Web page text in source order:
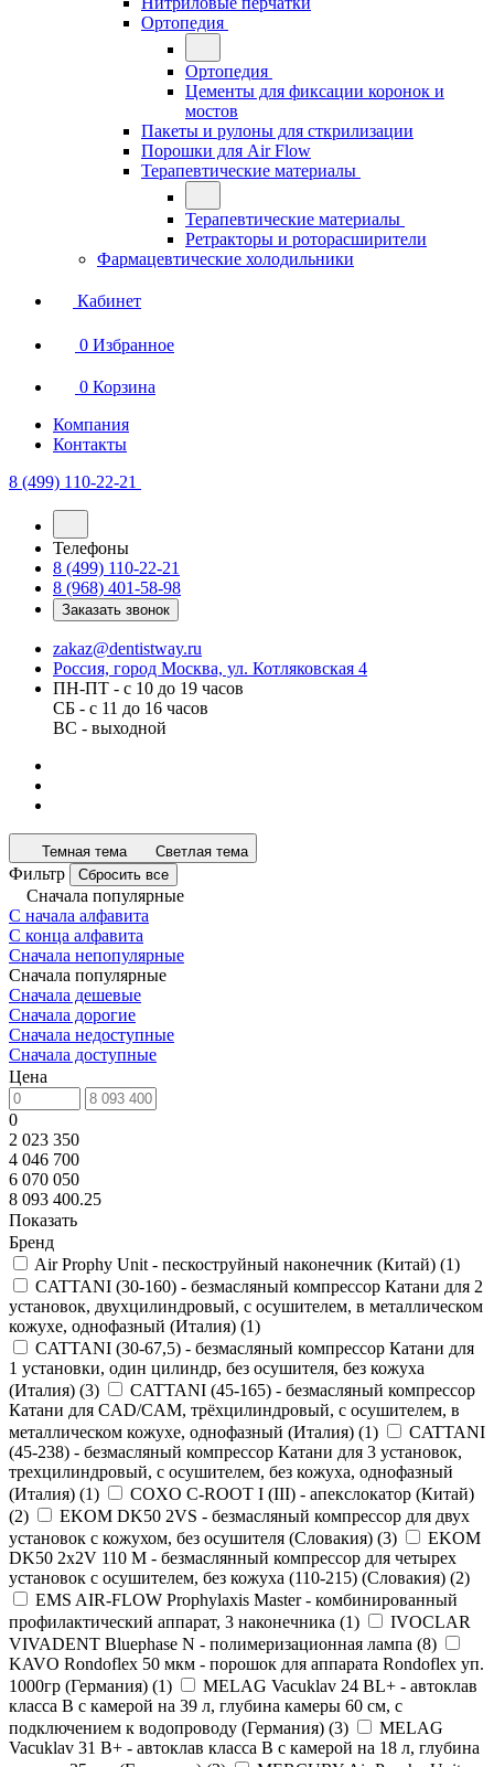
Ортопедия
Ортопедия
Цементы для фиксации коронок и
мостов
Пакеты и рулоны для сткрилизации
Порошки для Air Flow
Терапевтические материалы
Терапевтические материалы
Ретракторы и роторасширители
Фармацевтические холодильники
Кабинет
0 Избранное
0 Корзина
Компания
Контакты
8 (499) 110-22-21
Телефоны
8 (499) 110-22-21
8 (968) 401-58-98
Заказать звонок
zakaz@dentistway.ru
Россия, город Москва, ул. Котляковская 4
ПН-ПТ - с 10 до 19 часов
СБ - с 11 до 16 часов
ВС - выходной
Темная тема Светлая тема
Фильтр Сбросить все
Сначала популярные
С начала алфавита
С конца алфавита
Сначала непопулярные
Сначала популярные
Сначала дешевые
Сначала дорогие
Сначала недоступные
Сначала доступные
Цена
0
2 023 350
4 046 700
6 070 050
8 093 400.25
Показать
Бренд
Air Prophy Unit - пескоструйный наконечник (Китай) (1)
CATTANI (30-160) - безмасляный компрессор Катани для 2
установок, двухцилиндровый, с осушителем, в металлическом
кожухе, однофазный (Италия) (1)
CATTANI (30-67,5) - безмасляный компрессор Катани для
1 установки, один цилиндр, без осушителя, без кожуха
(Италия) (3)
CATTANI (45-165) - безмасляный компрессор
Катани для CAD/CAM, трёхцилиндровый, с осушителем, в
металлическом кожухе, однофазный (Италия) (1)
CATTANI
(45-238) - безмасляный компрессор Катани для 3 установок,
трехцилиндровый, с осушителем, без кожуха, однофазный
(Италия) (1)
COXO C-ROOT I (III) - апекслокатор (Китай)
(2)
EKOM DK50 2VS - безмасляный компрессор для двух
установок с кожухом, без осушителя (Словакия) (3)
EKOM
DK50 2x2V 110 M - безмаслянный компрессор для четырех
установок с осушителем, без кожуха (110-215) (Словакия) (2)
EMS AIR-FLOW Prophylaxis Master - комбинированный
профилактический аппарат, 3 наконечника (1)
IVOCLAR
VIVADENT Bluephase N - полимеризационная лампа (8)
KAVO Rondoflex 50 мкм - порошок для аппарата Rondoflex уп.
1000гр (Германия) (1)
MELAG Vacuklav 24 BL+ - автоклав
класса B с камерой на 39 л, глубина камеры 60 см, с
подключением к водопроводу (Германия) (3)
MELAG
Vacuklav 31 B+ - автоклав класса B с камерой на 18 л, глубина